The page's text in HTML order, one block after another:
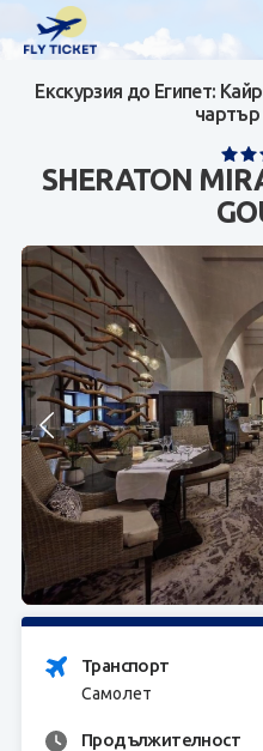
Почивки от Варна
Почивки от София/
Самолетни билети
Визи
Контакти
За нас
Екскурзия до Египет:
чартър
SHERATON
Транспорт
Самолет
Продължителност